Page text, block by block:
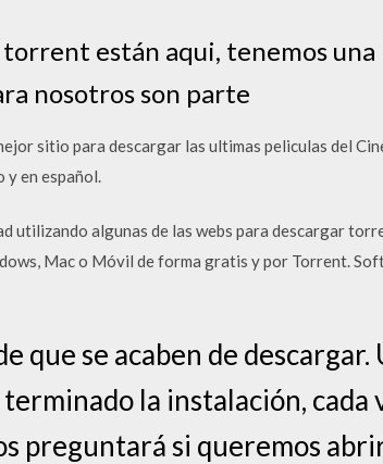
están aqui, tenemos
nosotros son parte
sitio para descargar las ultimas peliculas del
en español.
utilizando algunas de las webs para descargar
Mac o Móvil de forma gratis y por Torrent.
que se acaben de descargar.
la instalación, cada
preguntará si queremos